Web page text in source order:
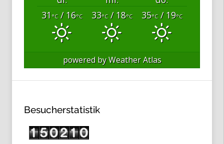
31 °C/ 16°C 33°C/ 18°C 35°C/ 19°C
powered byWeather Atlas
Besucherstatistik